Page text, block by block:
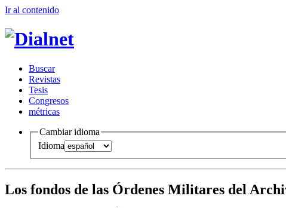
Ir al contenido
Buscar
Revistas
Tesis
Congresos
métricas
Cambiar idioma
Idioma
Los fondos de las Órdenes Militares del